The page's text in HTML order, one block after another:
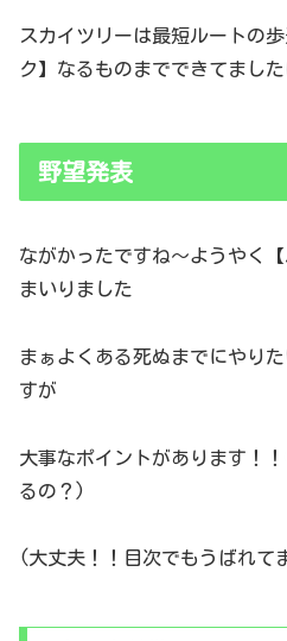
スカイツリーは最短ルートの
ク】なるものまでできてまし
野望発表
ながかったですね～ようやく
まいりました
まぁよくある死ぬまでにやり
すが
大事なポイントがあります！
るの？)
(大丈夫！！目次でもうばれて